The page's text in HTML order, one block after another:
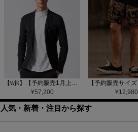
【wjk】【予約販売1月上旬～中旬入荷】function knit jacket(jacquard check) ニットジャケット(207 mw08j)
¥57,200
¥12,980
人気・新着・注目から探す